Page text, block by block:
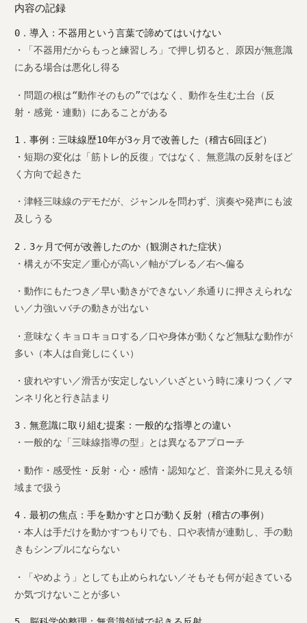
内容の記録
0．導入：不器用という言葉で諦めてはいけない
・「不器用だからもっと練習しろ」で押し切ると、原因が無意識
にある場合は悪化し得る
・問題の根は“動作そのもの”ではなく、動作を生む土台（反
射・感覚・連動）にあることがある
1．事例：三味線歴10年が3ヶ月で改善した（稽古6回ほど）
・短期の変化は「筋トレ的反復」ではなく、無意識の反射をほど
く方向で起きた
・津軽三味線のデモだが、ジャンルを問わず、演奏や発声にも波
及しうる
2．3ヶ月で何が改善したのか（観測された症状）
・構えが不安定／重心が高い／軸がブレる／右へ偏る
・動作にもたつき／早い動きができない／糸通りに押さえられな
い／力強いバチの動きが出ない
・意味なくキョロキョロする／口や身体が動くなど無駄な動作が
多い（本人は自覚しにくい）
・疲れやすい／滑舌が安定しない／いざという時に凍りつく／マ
ンネリ化と行き詰まり
3．無意識に取り組む提案：一般的な指導との違い
・一般的な「三味線指導の型」とは異なるアプローチ
・動作・感受性・反射・心・感情・認知など、音楽外に見える領
域まで扱う
4．最初の焦点：手を動かすと口が動く反射（稽古の事例）
・本人は手だけを動かすつもりでも、口や表情が連動し、手の動
きもシンプルにならない
・「やめよう」としても止められない／そもそも何が起きている
か気づけないことが多い